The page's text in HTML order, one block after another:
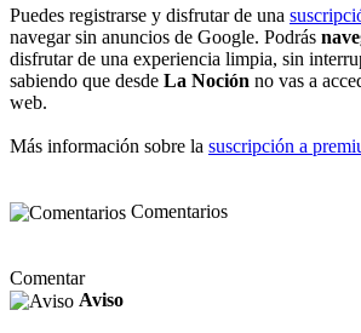
Puedes registrarse y disfrutar de una
navegar sin anuncios de Google. Podrás
disfrutar de una experiencia limpia, sin
sabiendo que desde La Noción no vas a
web.
Más información sobre la suscripción a
Comentarios
Comentar
Aviso